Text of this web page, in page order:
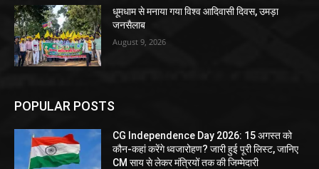
धूमधाम से मनाया गया विश्व आदिवासी दिवस, उमड़ा
जनसैलाब
August 9, 2026
POPULAR POSTS
CG Independence Day 2026: 15 अगस्त को
कौन-कहां करेंगे ध्वजारोहण? जारी हुई पूरी लिस्ट, जानिए
CM साय से लेकर मंत्रियों तक की जिम्मेदारी